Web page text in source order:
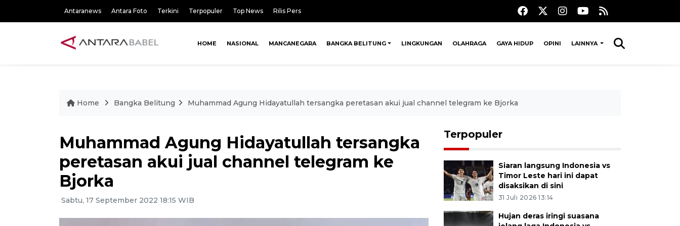
Antaranews Antara Foto Terkini Terpopuler Top News Rilis Pers
HOME NASIONAL MANCANEGARA BANGKA BELITUNG LINGKUNGAN OLAHRAGA GAYA HIDUP OPINI LAINNYA
Home Bangka Belitung Muhammad Agung Hidayatullah tersangka peretasan akui jual channel telegram ke Bjorka
Muhammad Agung Hidayatullah tersangka
peretasan akui jual channel telegram ke
Bjorka
Sabtu, 17 September 2022 18:15 WIB
Terpopuler
Siaran langsung Indonesia vs
Timor Leste hari ini dapat
disaksikan di sini
31 Juli 2026 13:14
Hujan deras iringi suasana